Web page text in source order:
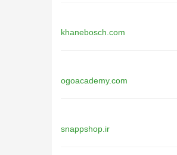
khanebosch.com
ogoacademy.com
snappshop.ir